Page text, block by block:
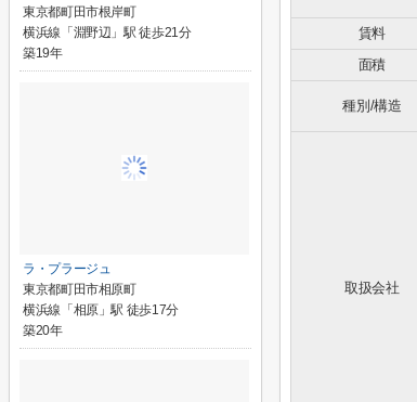
賃料
面積
種別/構造
取扱会社
東京都町田市根岸町
横浜線「淵野辺」駅 徒歩21分
築19年
ラ・プラージュ
東京都町田市相原町
横浜線「相原」駅 徒歩17分
築20年